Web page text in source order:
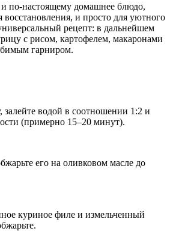
и по-настоящему домашнее блюдо,
восстановления, и просто для уютного
рецепт: в дальнейшем
с рисом, картофелем, макаронами
гарниром.
залейте водой в соотношении 1:2 и
(примерно 15–20 минут).
его на оливковом масле до
куриное филе и измельченный